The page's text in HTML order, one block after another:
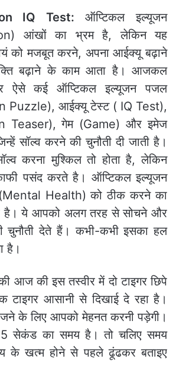
IQ Test: ऑप्टिकल इल्यूजन
आंखों का भ्रम है, लेकिन यह
को मजबूत करने, अपना आईक्यू बढ़ाने
बढ़ाने के काम आता है। आजकल
ऐसे कई ऑप्टिकल इल्यूजन पजल
Puzzle), आईक्यू टेस्ट ( IQ Test),
Teaser), गेम (Game) और इमेज
सॉल्व करने की चुनौती दी जाती है।
करना मुश्किल तो होता है, लेकिन
पसंद करते है। ऑप्टिकल इल्यूजन
Health) को ठीक करने का
है। ये आपको अलग तरह से सोचने और
चुनौती देते हैं। कभी-कभी इसका हल
है।
आज की इस तस्वीर में दो टाइगर छिपे
आसानी से दिखाई दे रहा है।
के लिए आपको मेहनत करनी पड़ेगी।
सेकंड का समय है। तो चलिए समय
के खत्‍म होने से पहले ढूंढकर बताइए